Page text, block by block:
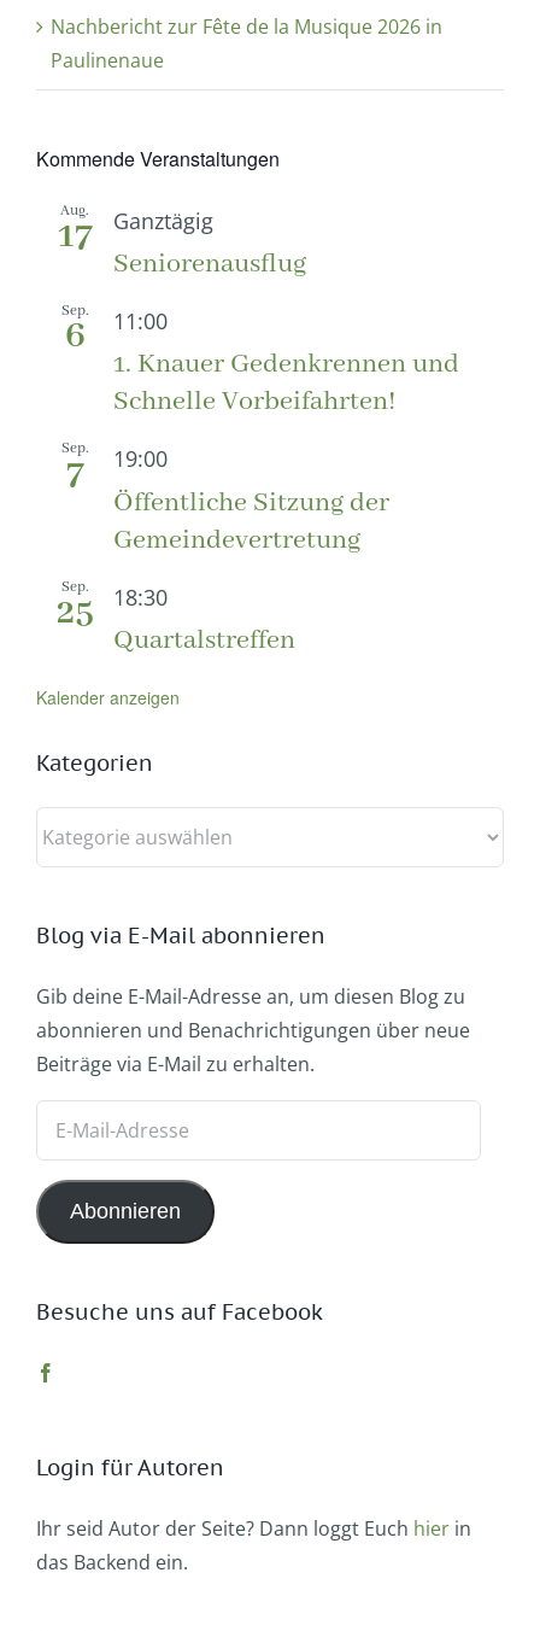
Nachbericht zur Fête de la Musique 2026 in
Paulinenaue
Kommende Veranstaltungen
Aug.
17 Ganztägig
Seniorenausflug
Sep.
6 11:00
1. Knauer Gedenkrennen und
Schnelle Vorbeifahrten!
Sep.
7 19:00
Öffentliche Sitzung der
Gemeindevertretung
Sep.
25 18:30
Quartalstreffen
Kalender anzeigen
Kategorien
Kategorien
Blog via E-Mail abonnieren
Gib deine E-Mail-Adresse an, um diesen Blog zu
abonnieren und Benachrichtigungen über neue
Beiträge via E-Mail zu erhalten.
Adresse
Abonnieren
Besuche uns auf Facebook
Login für Autoren
Ihr seid Autor der Seite? Dann loggt Euch hier in
das Backend ein.